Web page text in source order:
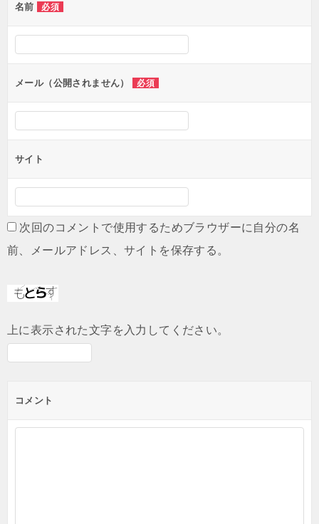
ー
シ
ョ
ン
名前 必須
メール（公開されません） 必須
サイト
次回のコメントで使用するためブラウザーに自分の名
前、メールアドレス、サイトを保存する。
上に表示された文字を入力してください。
コメント